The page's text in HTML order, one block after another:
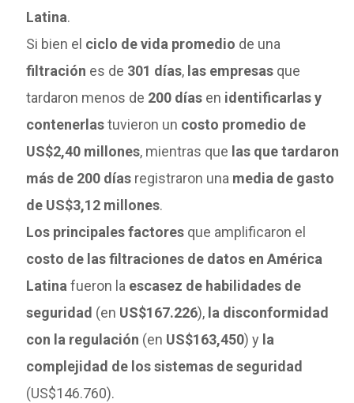
Latina.
Si bien el ciclo de vida promedio de una
filtración es de 301 días, las empresas que
tardaron menos de 200 días en identificarlas y
contenerlastuvieron un costo promedio de
US$2,40 millones, mientras que las que tardaron
más de 200 días registraron una media de gasto
de US$3,12 millones.
Los principales factores que amplificaron el
costo de las filtraciones de datos en América
Latina fueron la escasez de habilidades de
seguridad (en US$167.226), la disconformidad
con la regulación (en US$163,450) y la
complejidad de los sistemas de seguridad
(US$146.760).